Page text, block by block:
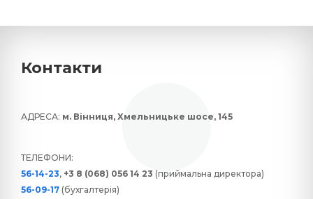
Контакти
АДРЕСА: м. Вінниця, Хмельницьке шосе, 145
ТЕЛЕФОНИ:
56-14-23, +3 8 (068) 056 14 23 (приймальна директора)
56-09-17 (бухгалтерія)